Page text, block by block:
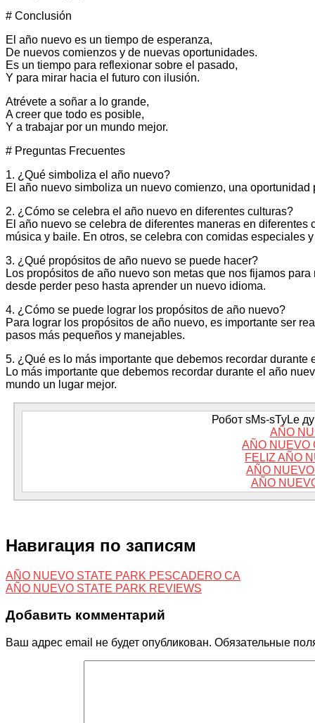
# Conclusión
El año nuevo es un tiempo de esperanza,
De nuevos comienzos y de nuevas oportunidades.
Es un tiempo para reflexionar sobre el pasado,
Y para mirar hacia el futuro con ilusión.
Atrévete a soñar a lo grande,
A creer que todo es posible,
Y a trabajar por un mundo mejor.
# Preguntas Frecuentes
1. ¿Qué simboliza el año nuevo?
El año nuevo simboliza un nuevo comienzo, una
2. ¿Cómo se celebra el año nuevo en diferentes culturas?
El año nuevo se celebra de diferentes maneras en
música y baile. En otros, se celebra con comidas especiales
3. ¿Qué propósitos de año nuevo se puede hacer?
Los propósitos de año nuevo son metas que nos fijamos
desde perder peso hasta aprender un nuevo idioma.
4. ¿Cómo se puede lograr los propósitos de año nuevo?
Para lograr los propósitos de año nuevo, es importante ser
pasos más pequeños y manejables.
5. ¿Qué es lo más importante que debemos recordar durante
Lo más importante que debemos recordar durante el año
mundo un lugar mejor.
Робот sMs-sTyLe
AÑO
AÑO NUEVO
FELIZ AÑO
AÑO
AÑO
Навигация по записям
AÑO NUEVO STATE PARK PESCADERO CA
AÑO NUEVO STATE PARK REVIEWS
Добавить комментарий
Ваш адрес email не будет опубликован. Обязательные